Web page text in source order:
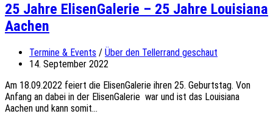
25 Jahre ElisenGalerie – 25 Jahre Louisiana
Aachen
Termine & Events / Über den Tellerrand geschaut
14. September 2022
Am 18.09.2022 feiert die ElisenGalerie ihren 25. Geburtstag. Von
Anfang an dabei in der ElisenGalerie war und ist das Louisiana
Aachen und kann somit...